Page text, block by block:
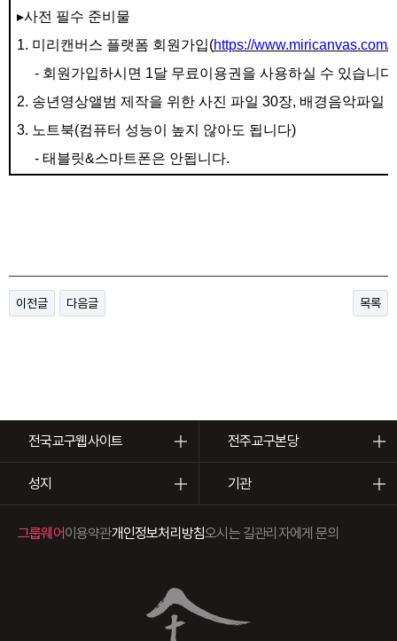
▸사전 필수 준비물
1. 미리캔버스 플랫폼 회원가입(https://www.miricanvas.com/)
- 회원가입하시면 1달 무료이용권을 사용하실 수 있습니다
2. 송년영상앨범 제작을 위한 사진 파일 30장, 배경음악파일
3. 노트북(컴퓨터 성능이 높지 않아도 됩니다)
- 태블릿&스마트폰은 안됩니다.
이전글 다음글 목록
전국교구웹사이트 전주교구본당
성지 기관
그룹웨어이용약관개인정보처리방침오시는 길관리자에게 문의